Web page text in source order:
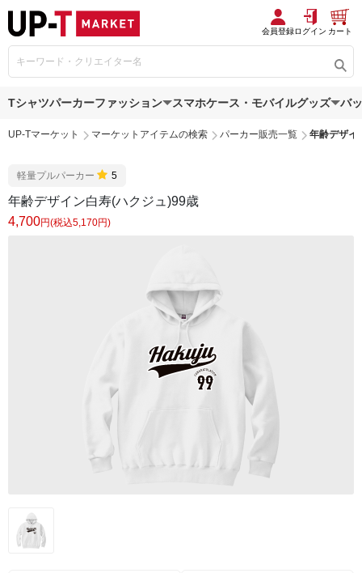
会員登録ログイン カート
Tシャツパーカーファッション スマホケース・モバイルグッズ バ
UP-Tマーケット マーケットアイテムの検索 パーカー販売一覧 年齢デザイ
軽量プルパーカー 5
年齢デザイン白寿(ハクジュ)99歳
4,700円(税込5,170円)